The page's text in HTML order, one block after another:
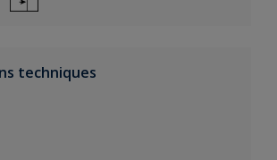
techniques